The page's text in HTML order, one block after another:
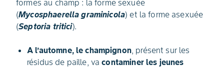
formes au champ : la forme sexuée
(Mycosphaerella graminicola) et la forme asexuée
(Septoria tritici).
A l’automne, le champignon, présent sur les
résidus de paille, vacontaminer les jeunes